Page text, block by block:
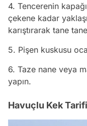
4. Tencerenin
çekene kadar
karıştırarak tane
5. Pişen kuskusu
6. Taze nane veya
yapın.
Havuçlu Kek Tarifi